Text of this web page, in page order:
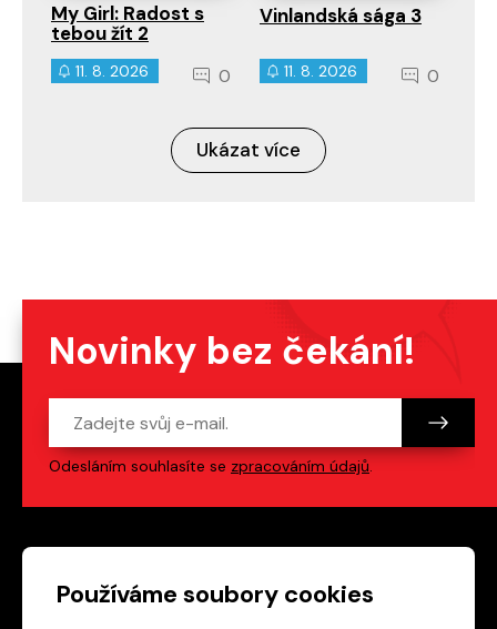
Používáme soubory cookies
My Girl: Radost s
tebou žít 2
11. 8. 2026 0
Vinlandská sága 3
11. 8. 2026 0
Ukázat více
Novinky bez čekání!
Odesláním souhlasíte se zpracováním údajů.
Patička webu Odkazy na sociální